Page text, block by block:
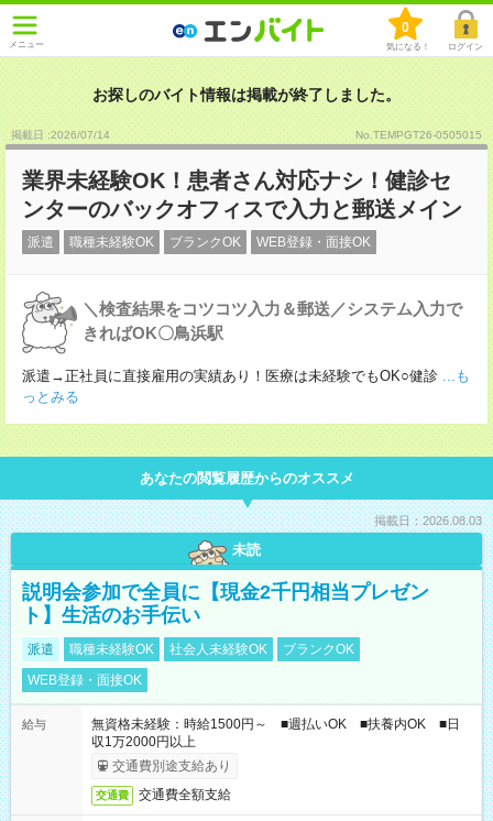
メニュー
0
気になる！ ログイン
お探しのバイト情報は掲載が終了しました。
掲載日 :2026/07/14 No.TEMPGT26-0505015
業界未経験OK！患者さん対応ナシ！健診セ
ンターのバックオフィスで入力と郵送メイン
派遣 職種未経験OK ブランクOK WEB登録・面接OK
＼検査結果をコツコツ入力＆郵送／システム入力で
きればOK〇鳥浜駅
派遣→正社員に直接雇用の実績あり！医療は未経験でもOK○健診 ...も
っとみる
あなたの閲覧履歴からのオススメ
掲載日：2026.08.03
未読
説明会参加で全員に【現金2千円相当プレゼン
ト】生活のお手伝い
派遣 職種未経験OK 社会人未経験OK
ブランクOK
WEB登録・面接OK
給与
無資格未経験：時給1500円～ ■週払いOK ■扶養内OK ■日
収1万2000円以上
交通費別途支給あり
交通費 交通費全額支給